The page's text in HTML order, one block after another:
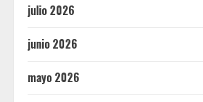
julio 2026
junio 2026
mayo 2026